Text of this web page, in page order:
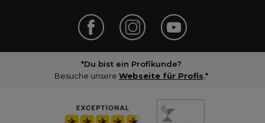
*Du bist ein Profikunde?
Besuche unsere Webseite für Profis.*